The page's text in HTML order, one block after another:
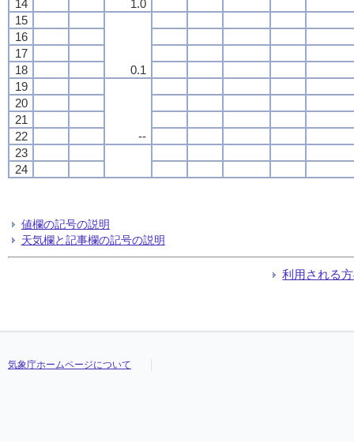
1.0
14
15
0.1
16
17
18
19
--
20
21
22
23
24
値欄の記号の説明
天気欄と記事欄の記号の説明
利用される
気象庁ホームページについて